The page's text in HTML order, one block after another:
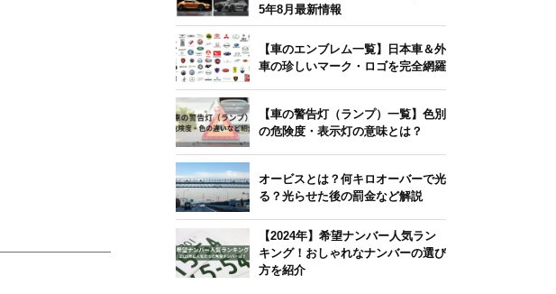
5年8月最新情報
【車のエンブレム一覧】日本車＆外
車の珍しいマーク・ロゴを完全網羅
【車の警告灯（ランプ）一覧】色別
の危険度・表示灯の意味とは？
オービスとは？何キロオーバーで光
る？光らせた後の罰金など解説
【2024年】希望ナンバー人気ラン
キング！おしゃれなナンバーの選び
方を紹介